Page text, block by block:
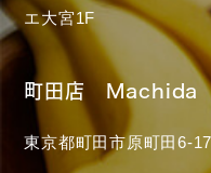
エ大宮1F
町田店
東京都町田市原町田